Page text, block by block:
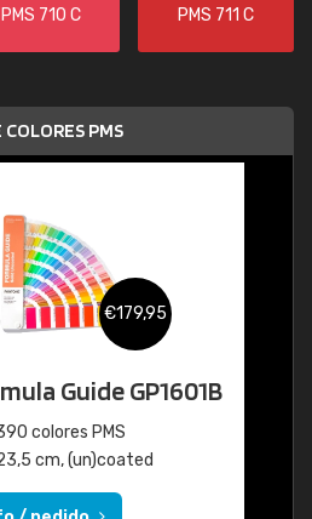
PMS 710 C PMS 711 C
PMS
€179,95
Guide GP1601B
colores PMS
cm, (un)coated